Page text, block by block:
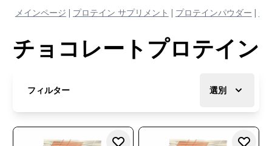
メインページ プロテイン サプリメント プロテインパウダー
チョコレートプロテイン
フィルター 選別